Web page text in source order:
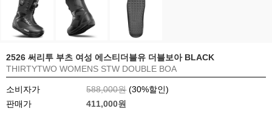
2526 써리투 부츠 여성 에스티더블유 더블보아 BLACK
THIRTYTWO WOMENS STW DOUBLE BOA
소비자가 588,000원 (30%할인)
판매가
411,000원